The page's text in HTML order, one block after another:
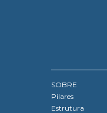
SOBRE
Pilares
Estrutura